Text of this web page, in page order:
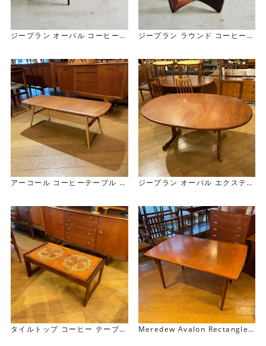
ジープラン オーバル コーヒーテ
ble
ジープラン ラウンド コーヒーテ
G-Plan Round Coffee Table
アーコール コーヒーテーブル E
ジープラン オーバル エクステン
G-Plan Oval EX Table / 2Leg
s
タイルトップ コーヒー テーブル
Meredew Avalon Rectangle